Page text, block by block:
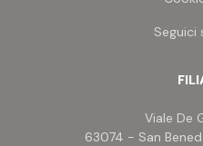
Seguici
Viale De
63074 - San